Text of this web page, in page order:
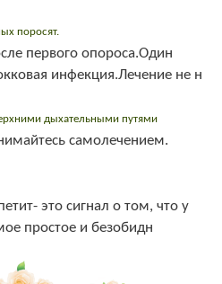
поросят.
первого опороса.Один
инфекция.Лечение не н
дыхательными путями
самолечением.
это сигнал о том, что у
простое и безобидн